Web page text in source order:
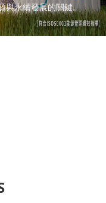
與永續發展的關鍵。